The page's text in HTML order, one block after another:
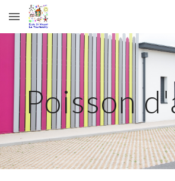
Skip to main content
Poisson